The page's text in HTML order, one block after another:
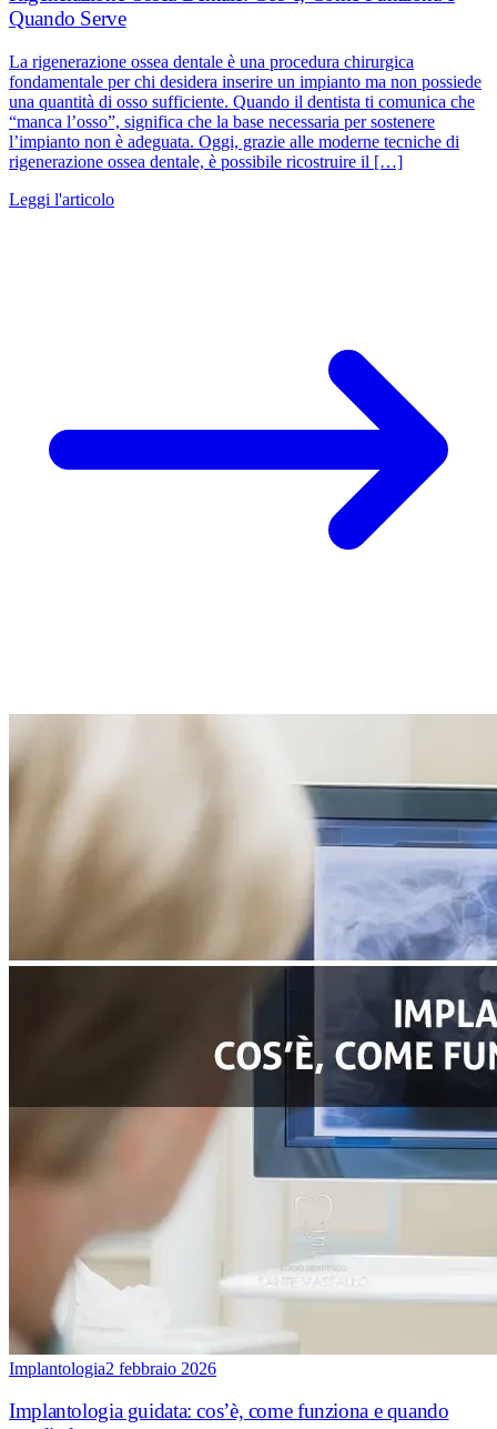
Quando Serve
La rigenerazione ossea dentale è una procedura chirurgica
fondamentale per chi desidera inserire un impianto ma non possiede
una quantità di osso sufficiente. Quando il dentista ti comunica che
“manca l’osso”, significa che la base necessaria per sostenere
l’impianto non è adeguata. Oggi, grazie alle moderne tecniche di
rigenerazione ossea dentale, è possibile ricostruire il […]
Leggi l'articolo
Implantologia2 febbraio 2026
Implantologia guidata: cos’è, come funziona e quando